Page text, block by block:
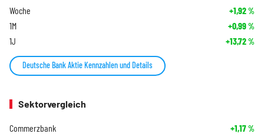
Woche +1,92%
1M +0,99%
1J +13,72%
Deutsche Bank Aktie Kennzahlen und Details
Sektorvergleich
Commerzbank +1,17%